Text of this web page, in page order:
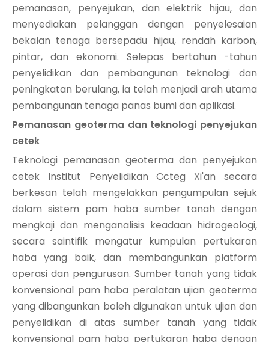
pemanasan, penyejukan, dan elektrik hijau, dan
menyediakan pelanggan dengan penyelesaian
bekalan tenaga bersepadu hijau, rendah karbon,
pintar, dan ekonomi. Selepas bertahun -tahun
penyelidikan dan pembangunan teknologi dan
peningkatan berulang, ia telah menjadi arah utama
pembangunan tenaga panas bumi dan aplikasi.
Pemanasan geoterma dan teknologi penyejukan
cetek
Teknologi pemanasan geoterma dan penyejukan
cetek Institut Penyelidikan Ccteg Xi'an secara
berkesan telah mengelakkan pengumpulan sejuk
dalam sistem pam haba sumber tanah dengan
mengkaji dan menganalisis keadaan hidrogeologi,
secara saintifik mengatur kumpulan pertukaran
haba yang baik, dan membangunkan platform
operasi dan pengurusan. Sumber tanah yang tidak
konvensional pam haba peralatan ujian geoterma
yang dibangunkan boleh digunakan untuk ujian dan
penyelidikan di atas sumber tanah yang tidak
konvensional pam haba pertukaran haba dengan